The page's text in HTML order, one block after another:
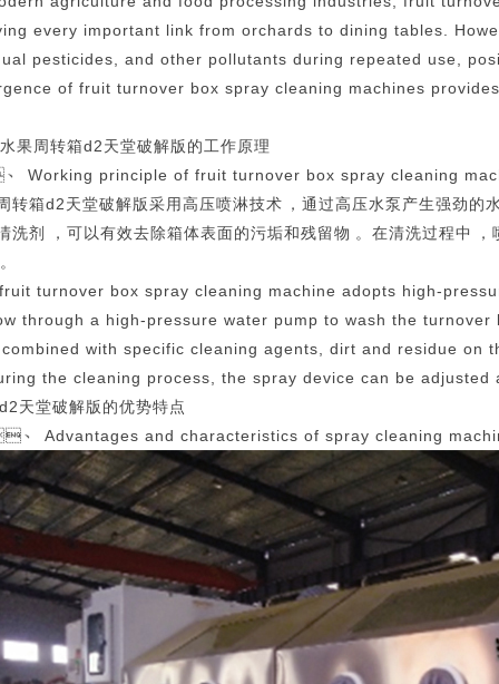
every important link from orchards to dining tables.
pesticides, and other pollutants during repeated use,
of fruit turnover box spray cleaning machines
、水果周转箱d2天堂破解版的工作原理
Working principle of fruit turnover box spray cleaning
转箱d2天堂破解版采用高压喷淋技术，通过高压水泵产生强劲的水流
洗剂，可以有效去除箱体表面的污垢和残留物。在清洗过程中
turnover box spray cleaning machine adopts high-
through a high-pressure water pump to wash the
with specific cleaning agents, dirt and residue on
the cleaning process, the spray device can be
d2天堂破解版的优势特点
、 Advantages and characteristics of spray cleaning